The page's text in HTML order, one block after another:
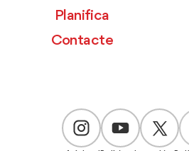
Planifica
Contacte